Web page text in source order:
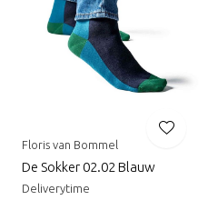
Floris van Bommel
De Sokker 02.02 Blauw
Deliverytime